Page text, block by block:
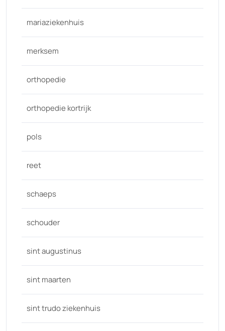
mariaziekenhuis
merksem
orthopedie
orthopedie kortrijk
pols
reet
schaeps
schouder
sint augustinus
sint maarten
sint trudo ziekenhuis